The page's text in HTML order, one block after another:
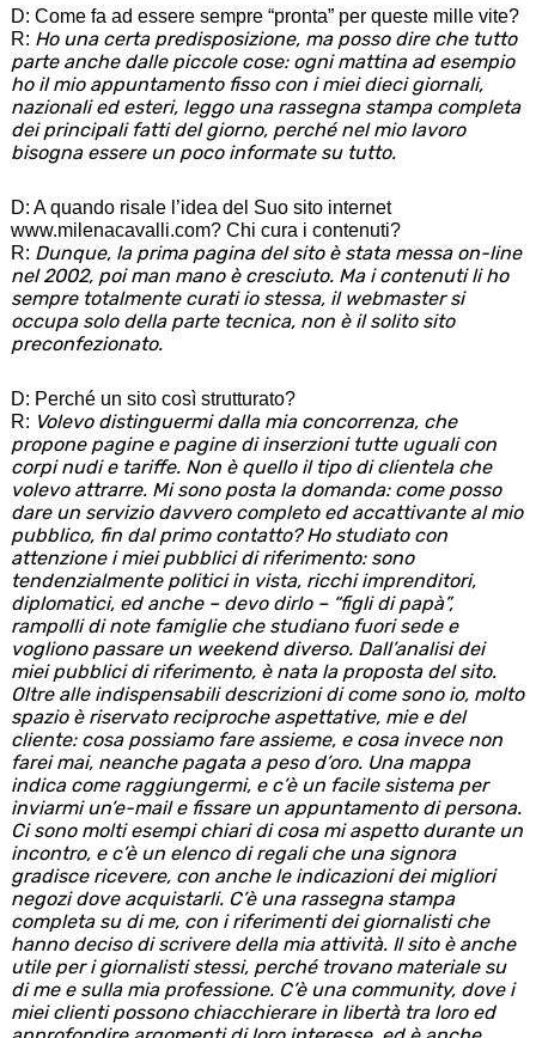
D: Come fa ad essere sempre “pronta” per queste mille vite?
R: Ho una certa predisposizione, ma posso dire che tutto
parte anche dalle piccole cose: ogni mattina ad esempio
ho il mio appuntamento fisso con i miei dieci giornali,
nazionali ed esteri, leggo una rassegna stampa completa
dei principali fatti del giorno, perché nel mio lavoro
bisogna essere un poco informate su tutto.
D: A quando risale l’idea del Suo sito internet
www.milenacavalli.com? Chi cura i contenuti?
R: Dunque, la prima pagina del sito è stata messa on-line
nel 2002, poi man mano è cresciuto. Ma i contenuti li ho
sempre totalmente curati io stessa, il webmaster si
occupa solo della parte tecnica, non è il solito sito
preconfezionato.
D: Perché un sito così strutturato?
R: Volevo distinguermi dalla mia concorrenza, che
propone pagine e pagine di inserzioni tutte uguali con
corpi nudi e tariffe. Non è quello il tipo di clientela che
volevo attrarre. Mi sono posta la domanda: come posso
dare un servizio davvero completo ed accattivante al mio
pubblico, fin dal primo contatto? Ho studiato con
attenzione i miei pubblici di riferimento: sono
tendenzialmente politici in vista, ricchi imprenditori,
diplomatici, ed anche – devo dirlo – “figli di papà”,
rampolli di note famiglie che studiano fuori sede e
vogliono passare un weekend diverso. Dall’analisi dei
miei pubblici di riferimento, è nata la proposta del sito.
Oltre alle indispensabili descrizioni di come sono io, molto
spazio è riservato reciproche aspettative, mie e del
cliente: cosa possiamo fare assieme, e cosa invece non
farei mai, neanche pagata a peso d’oro. Una mappa
indica come raggiungermi, e c’è un facile sistema per
inviarmi un’e-mail e fissare un appuntamento di persona.
Ci sono molti esempi chiari di cosa mi aspetto durante un
incontro, e c’è un elenco di regali che una signora
gradisce ricevere, con anche le indicazioni dei migliori
negozi dove acquistarli. C’è una rassegna stampa
completa su di me, con i riferimenti dei giornalisti che
hanno deciso di scrivere della mia attività. Il sito è anche
utile per i giornalisti stessi, perché trovano materiale su
di me e sulla mia professione. C’è una community, dove i
miei clienti possono chiacchierare in libertà tra loro ed